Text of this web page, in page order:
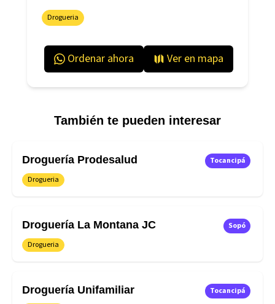
Drogueria
Ordenar ahora Ver en mapa
También te pueden interesar
Droguería Prodesalud
Tocancipá
Drogueria
Droguería La Montana JC
Sopó
Drogueria
Droguería Unifamiliar
Tocancipá